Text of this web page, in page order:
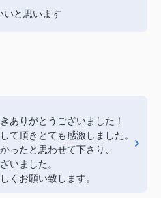
いと思います
ありがとうございました！
て頂きとても感激しました。
ったと思わせて下さり、
いました。
くお願い致します。